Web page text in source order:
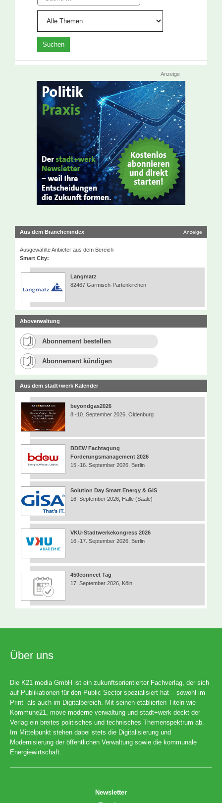
Anzeige
Aus dem Branchenindex Anzeige
Ausgewählte Anbieter aus dem Bereich
Smart City:
Langmatz
82467 Garmisch-Partenkirchen
Aboverwaltung
Abonnement bestellen
Abonnement kündigen
Aus dem stadt+werk Kalender
beyondgas2026
8.-10. September 2026, Oldenburg
BDEW Fachtagung
Forderungsmanagement 2026
15.-16. September 2026, Berlin
Solution Day Smart Energy & GIS
16. September 2026, Halle (Saale)
VKU-Stadtwerkekongress 2026
16.-17. September 2026, Berlin
450connect Tag
17. September 2026, Köln
Über uns
Die K21 media GmbH ist ein zukunftsorientierter Fachverlag, der sich
auf Publikationen für den Public Sector spezialisiert hat – sowohl im
Print- als auch im Digitalbereich. Mit seinen etablierten Titeln wie
Kommune21, move moderne verwaltung und stadt+werk deckt der
Verlag ein breites politisches und technisches Themenspektrum ab.
Im Mittelpunkt stehen dabei stets die Digitalisierung und
Modernisierung der öffentlichen Verwaltung sowie die kommunale
Energiewirtschaft.
Newsletter